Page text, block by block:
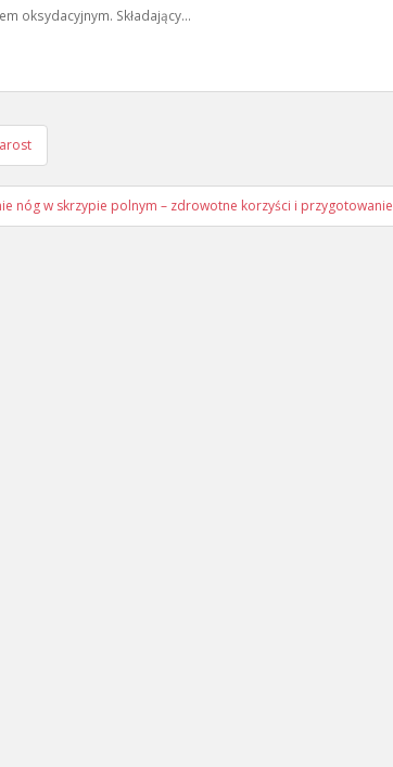
oksydacyjnym. Składający...
nóg w skrzypie polnym – zdrowotne korzyści i przygotowanie